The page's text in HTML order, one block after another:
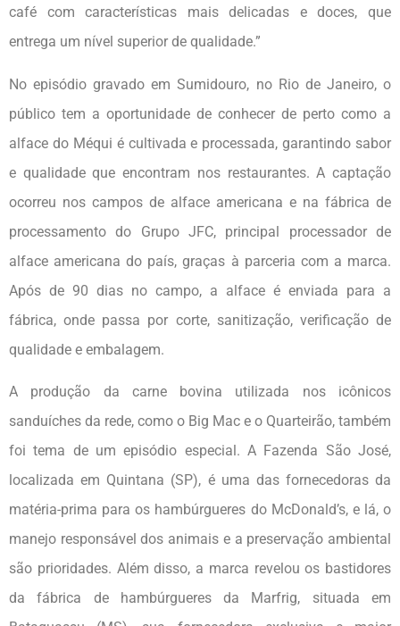
café com características mais delicadas e doces, que
entrega um nível superior de qualidade.”
No episódio gravado em Sumidouro, no Rio de Janeiro, o
público tem a oportunidade de conhecer de perto como a
alface do Méqui é cultivada e processada, garantindo sabor
e qualidade que encontram nos restaurantes. A captação
ocorreu nos campos de alface americana e na fábrica de
processamento do Grupo JFC, principal processador de
alface americana do país, graças à parceria com a marca.
Após de 90 dias no campo, a alface é enviada para a
fábrica, onde passa por corte, sanitização, verificação de
qualidade e embalagem.
A produção da carne bovina utilizada nos icônicos
sanduíches da rede, como o Big Mac e o Quarteirão, também
foi tema de um episódio especial. A Fazenda São José,
localizada em Quintana (SP), é uma das fornecedoras da
matéria-prima para os hambúrgueres do McDonald’s, e lá, o
manejo responsável dos animais e a preservação ambiental
são prioridades. Além disso, a marca revelou os bastidores
da fábrica de hambúrgueres da Marfrig, situada em